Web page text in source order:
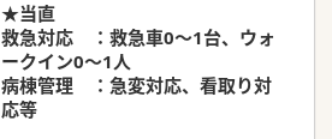
★当直
救急対応 ：救急車0～1台、ウォ
ークイン0～1人
病棟管理 ：急変対応、看取り対
応等